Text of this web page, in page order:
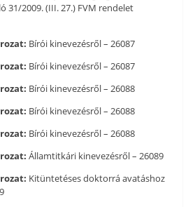
31/2009. (III. 27.) FVM rendelet
Bírói kinevezésről – 26087
Bírói kinevezésről – 26087
Bírói kinevezésről – 26088
Bírói kinevezésről – 26088
Bírói kinevezésről – 26088
Államtitkári kinevezésről – 26089
Kitüntetéses doktorrá avatáshoz